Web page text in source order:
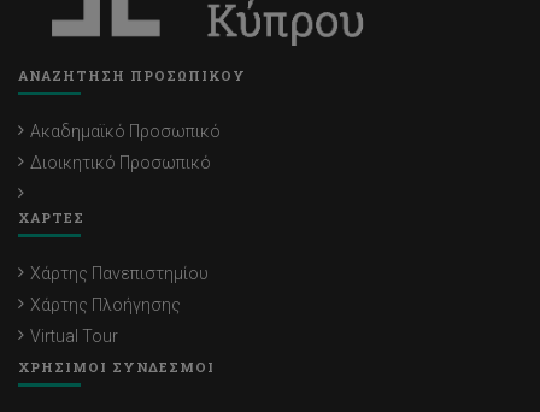
ΑΝΑΖΗΤΗΣΗ ΠΡΟΣΩΠΙΚΟΥ
Ακαδημαϊκό Προσωπικό
Διοικητικό Προσωπικό
ΧΑΡΤΕΣ
Χάρτης Πανεπιστημίου
Χάρτης Πλοήγησης
Virtual Tour
ΧΡΗΣΙΜΟΙ ΣΥΝΔΕΣΜΟΙ